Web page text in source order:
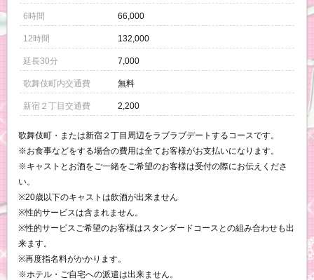
6時間 66,000
12時間 132,000
延長30分 7,000
歌舞伎町内交通費 無料
新宿２丁目交通費 2,200
歌舞伎町・または新宿２丁目周辺をラブラブデートするコースです。
※お食事などをする場合の費用は全てお客様がお支払いになります。
※キャストとお酒をご一緒をご希望のお客様は受付の際にお伝えくださ
い。
※20歳以下のキャストは飲酒が出来ません
※性的サービスは含まれません。
※性的サービスご希望のお客様はスタンダードコースとの組み合わせも出
来ます。
※再度指名料がかかります。
※ホテル・ご自宅への派遣は出来ません。